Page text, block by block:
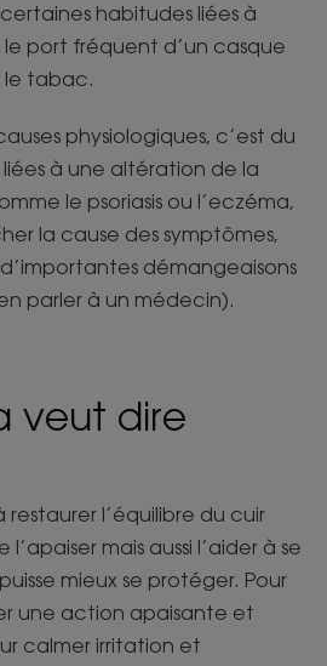
habitudes liées à
port fréquent d’un casque
le tabac.
physiologiques, c’est du
à une altération de la
le psoriasis ou l’eczéma,
la cause des symptômes,
démangeaisons
parler à un médecin).
veut dire
restaurer l’équilibre du cuir
mais aussi l’aider à se
mieux se protéger. Pour
une action apaisante et
calmer irritation et